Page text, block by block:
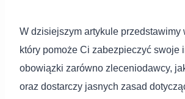
W dzisiejszym artykule przedstawimy
który pomoże Ci zabezpieczyć swoje
obowiązki zarówno zleceniodawcy,
oraz dostarczy jasnych zasad